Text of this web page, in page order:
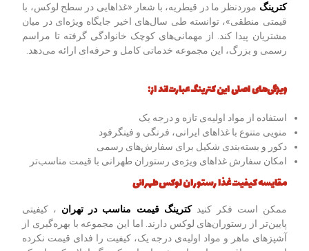
کترینگ موردنظر ما در قیطریه، با شعار «غذاهایی در سطح لوکس، با
قیمتی منطقی»، توانسته طی سال‌های اخیر جایگاه ویژه‌ای در میان
مشتریان پیدا کند. از مهمانی‌های کوچک خانوادگی گرفته تا مراسم‌
رسمی و بزرگ، این مجموعه خدماتی کامل و حرفه‌ای ارائه می‌دهد.
ویژگی‌های اصلی این کترینگ عبارت‌اند از:
استفاده از مواد اولیه‌ی تازه و درجه یک
منویی متنوع با غذاهای ایرانی، فرنگی و فینگرفود
دکور و بسته‌بندی شکیل برای سفارش‌های رسمی
امکان سفارش غذاهای ویژه‌ی رستوران طهرانی با قیمت مناسب‌تر
مقایسه کیفیت غذا رستوران لوکس طهرانی
ممکن است فکر کنید کترینگ قیمت مناسب در تهران ، کیفیتی
پایین‌تر از رستوران‌های لوکس دارند. اما این مجموعه با بهره‌گیری از
آشپزهای ماهر و مواد اولیه‌ی درجه یک، کیفیت را فدای قیمت نکرده